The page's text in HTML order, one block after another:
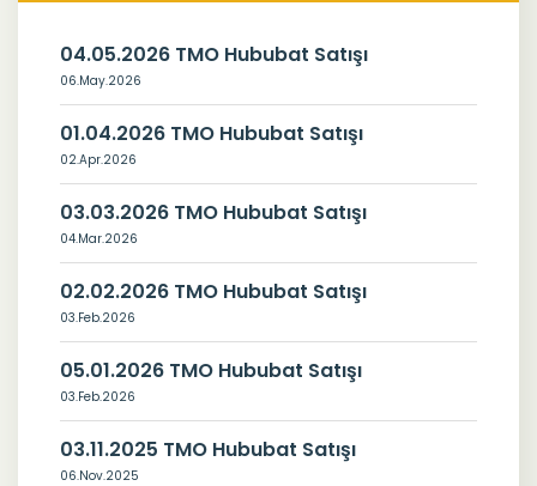
04.05.2026 TMO Hububat Satışı
06.May.2026
01.04.2026 TMO Hububat Satışı
02.Apr.2026
03.03.2026 TMO Hububat Satışı
04.Mar.2026
02.02.2026 TMO Hububat Satışı
03.Feb.2026
05.01.2026 TMO Hububat Satışı
03.Feb.2026
03.11.2025 TMO Hububat Satışı
06.Nov.2025